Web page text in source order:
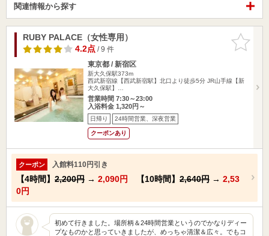
関連情報から探す
お気に入
りに追加
RUBY PALACE（女性専用）
4.2点/ 9 件
東京都 / 新宿区
新大久保駅373m
西武新宿線【西武新宿駅】北口より徒歩5分 JR山手線【新
大久保駅】…
営業時間 7:30～23:00
入浴料金 1,320円～
日帰り 24時間営業、深夜営業
クーポンあり
クーポン 入館料110円引き
【4時間】 2,200円 → 2,090円 【10時間】 2,640円 → 2,53
0円
初めて行きました。場所柄＆24時間営業というのでかなりディー
プなものかと思っていきましたが、めっちゃ清潔＆広々。でもコ